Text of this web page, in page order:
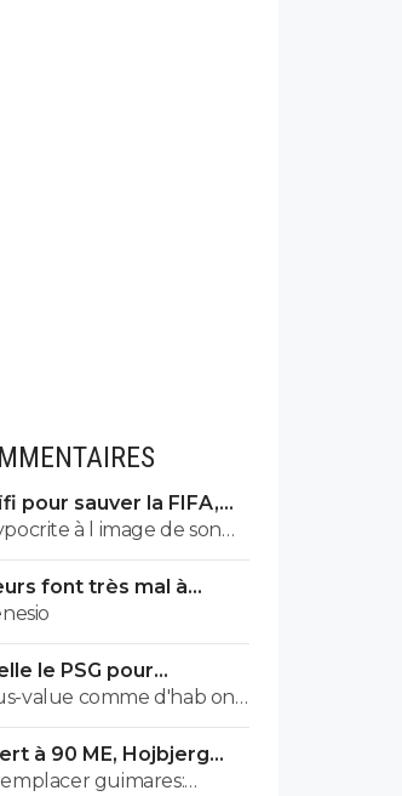
pour sauver la FIFA,
à l image de son
est, à 500000e près,
brute de l effectif
en liga 😂
font très mal à
le PSG pour
value comme d'hab on
à 90 ME, Hojbjerg
guimares: